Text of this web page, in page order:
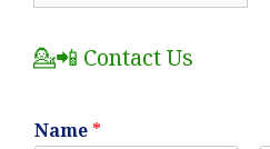
💁📲 Contact Us
Name *